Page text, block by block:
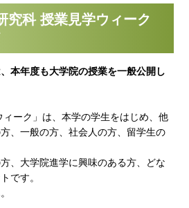
究科 授業見学ウィーク
本年度も大学院の授業を一般公開し
ィーク」は、本学の学生をはじめ、他
、一般の方、社会人の方、留学生の
、大学院進学に興味のある方、どな
です。